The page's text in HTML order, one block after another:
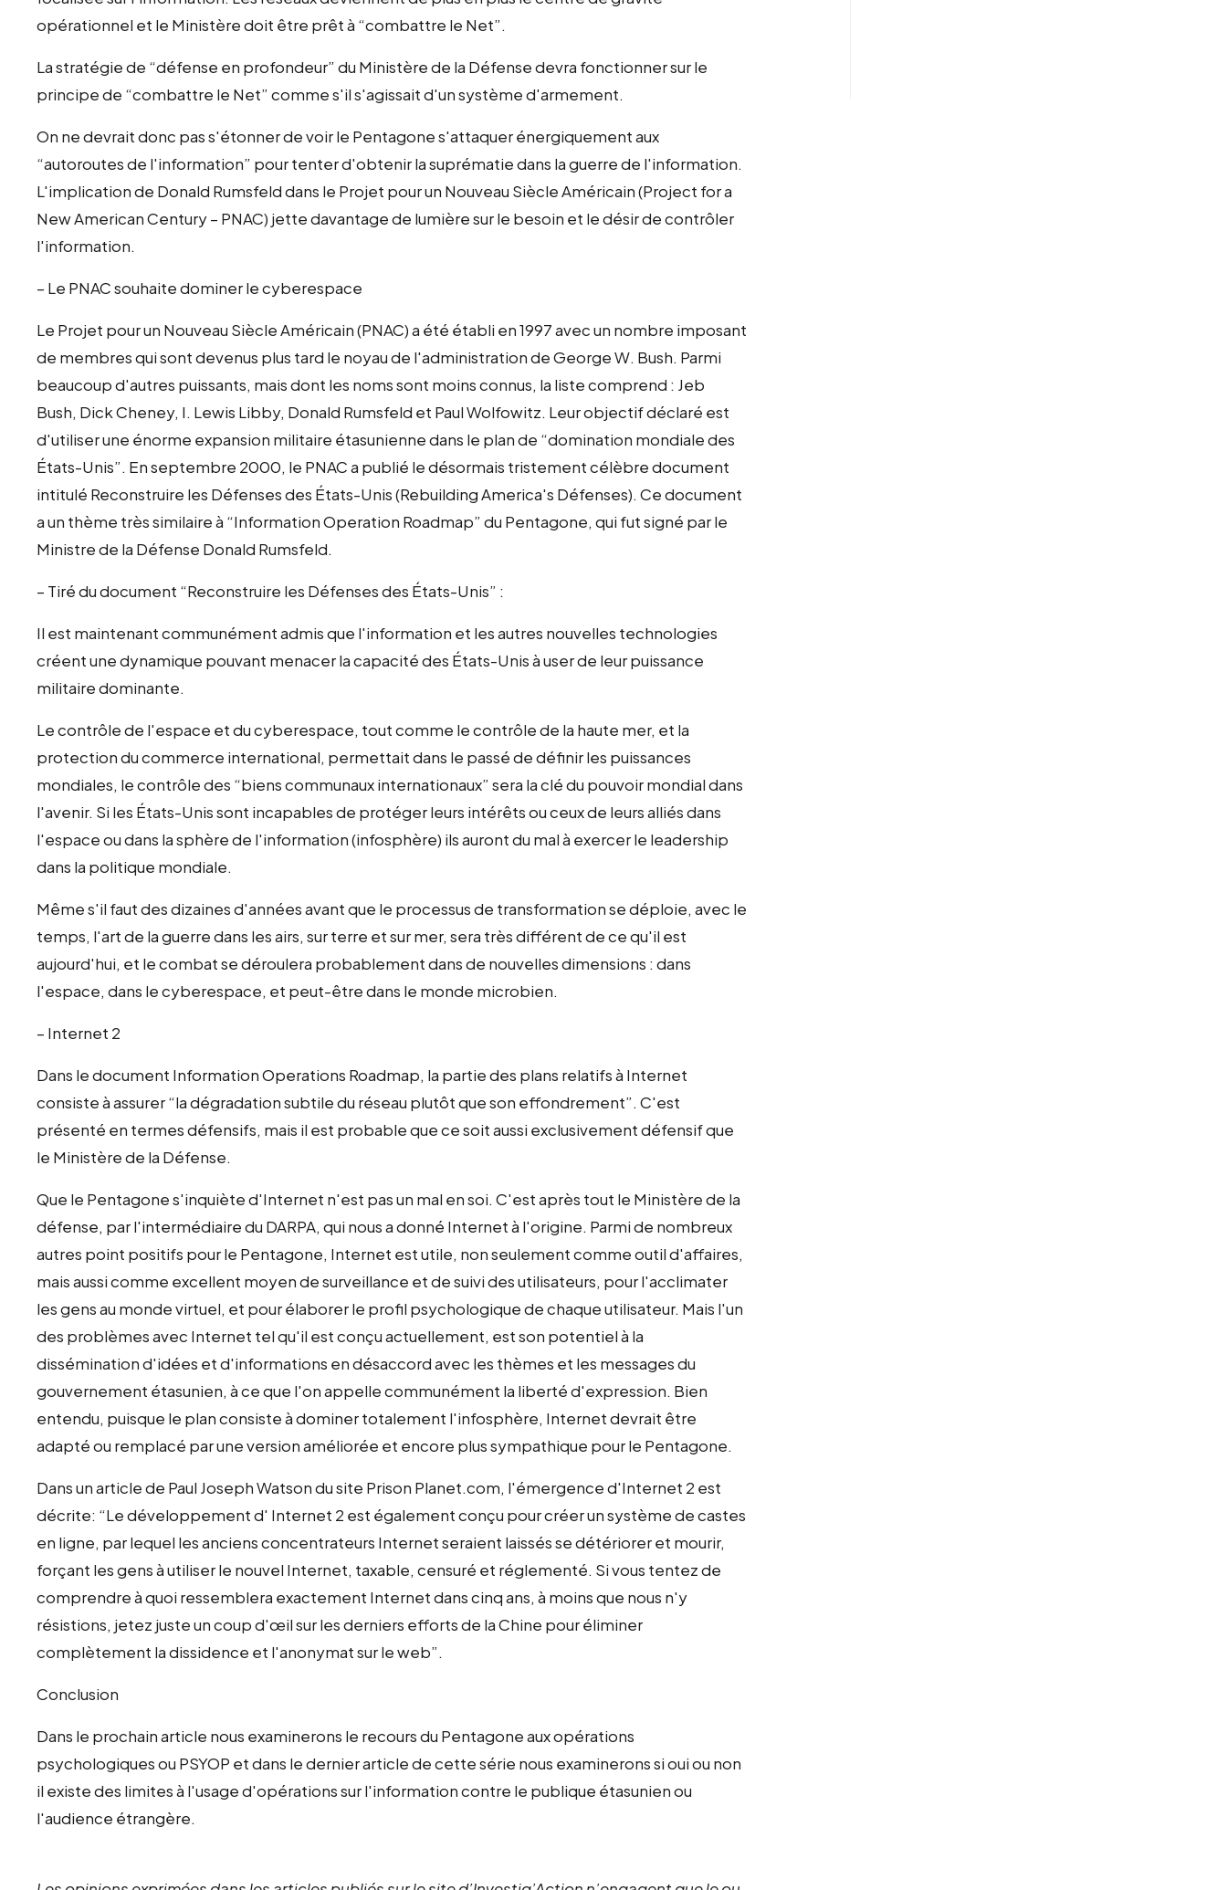
opérationnel et le Ministère doit être prêt à “combattre le Net”.
La stratégie de “défense en profondeur” du Ministère de la Défense devra fonctionner sur le
principe de “combattre le Net” comme s'il s'agissait d'un système d'armement.
On ne devrait donc pas s'étonner de voir le Pentagone s'attaquer énergiquement aux
“autoroutes de l'information” pour tenter d'obtenir la suprématie dans la guerre de l'information.
L'implication de Donald Rumsfeld dans le Projet pour un Nouveau Siècle Américain (Project for a
New American Century – PNAC) jette davantage de lumière sur le besoin et le désir de contrôler
l'information.
– Le PNAC souhaite dominer le cyberespace
Le Projet pour un Nouveau Siècle Américain (PNAC) a été établi en 1997 avec un nombre imposant
de membres qui sont devenus plus tard le noyau de l'administration de George W. Bush. Parmi
beaucoup d'autres puissants, mais dont les noms sont moins connus, la liste comprend : Jeb
Bush, Dick Cheney, I. Lewis Libby, Donald Rumsfeld et Paul Wolfowitz. Leur objectif déclaré est
d'utiliser une énorme expansion militaire étasunienne dans le plan de “domination mondiale des
États-Unis”. En septembre 2000, le PNAC a publié le désormais tristement célèbre document
intitulé Reconstruire les Défenses des États-Unis (Rebuilding America's Défenses). Ce document
a un thème très similaire à “Information Operation Roadmap” du Pentagone, qui fut signé par le
Ministre de la Défense Donald Rumsfeld.
– Tiré du document “Reconstruire les Défenses des États-Unis” :
Il est maintenant communément admis que l'information et les autres nouvelles technologies
créent une dynamique pouvant menacer la capacité des États-Unis à user de leur puissance
militaire dominante.
Le contrôle de l'espace et du cyberespace, tout comme le contrôle de la haute mer, et la
protection du commerce international, permettait dans le passé de définir les puissances
mondiales, le contrôle des “biens communaux internationaux” sera la clé du pouvoir mondial dans
l'avenir. Si les États-Unis sont incapables de protéger leurs intérêts ou ceux de leurs alliés dans
l'espace ou dans la sphère de l'information (infosphère) ils auront du mal à exercer le leadership
dans la politique mondiale.
Même s'il faut des dizaines d'années avant que le processus de transformation se déploie, avec le
temps, l'art de la guerre dans les airs, sur terre et sur mer, sera très différent de ce qu'il est
aujourd'hui, et le combat se déroulera probablement dans de nouvelles dimensions : dans
l'espace, dans le cyberespace, et peut-être dans le monde microbien.
– Internet 2
Dans le document Information Operations Roadmap, la partie des plans relatifs à Internet
consiste à assurer “la dégradation subtile du réseau plutôt que son effondrement”. C'est
présenté en termes défensifs, mais il est probable que ce soit aussi exclusivement défensif que
le Ministère de la Défense.
Que le Pentagone s'inquiète d'Internet n'est pas un mal en soi. C'est après tout le Ministère de la
défense, par l'intermédiaire du DARPA, qui nous a donné Internet à l'origine. Parmi de nombreux
autres point positifs pour le Pentagone, Internet est utile, non seulement comme outil d'affaires,
mais aussi comme excellent moyen de surveillance et de suivi des utilisateurs, pour l'acclimater
les gens au monde virtuel, et pour élaborer le profil psychologique de chaque utilisateur. Mais l'un
des problèmes avec Internet tel qu'il est conçu actuellement, est son potentiel à la
dissémination d'idées et d'informations en désaccord avec les thèmes et les messages du
gouvernement étasunien, à ce que l'on appelle communément la liberté d'expression. Bien
entendu, puisque le plan consiste à dominer totalement l'infosphère, Internet devrait être
adapté ou remplacé par une version améliorée et encore plus sympathique pour le Pentagone.
Dans un article de Paul Joseph Watson du site Prison Planet.com, l'émergence d'Internet 2 est
décrite: “Le développement d' Internet 2 est également conçu pour créer un système de castes
en ligne, par lequel les anciens concentrateurs Internet seraient laissés se détériorer et mourir,
forçant les gens à utiliser le nouvel Internet, taxable, censuré et réglementé. Si vous tentez de
comprendre à quoi ressemblera exactement Internet dans cinq ans, à moins que nous n'y
résistions, jetez juste un coup d'œil sur les derniers efforts de la Chine pour éliminer
complètement la dissidence et l'anonymat sur le web”.
Conclusion
Dans le prochain article nous examinerons le recours du Pentagone aux opérations
psychologiques ou PSYOP et dans le dernier article de cette série nous examinerons si oui ou non
il existe des limites à l'usage d'opérations sur l'information contre le publique étasunien ou
l'audience étrangère.